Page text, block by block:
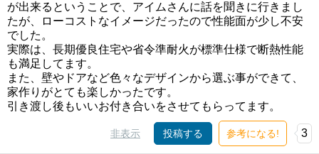
が出来るということで、アイムさんに話を聞きに行きまし
たが、ローコストなイメージだったので性能面が少し不安
でした。
実際は、長期優良住宅や省令準耐火が標準仕様で断熱性能
も満足してます。
また、壁やドアなど色々なデザインから選ぶ事ができて、
家作りがとても楽しかったです。
引き渡し後もいいお付き合いをさせてもらってます。
非表示 投稿する 参考になる! 3